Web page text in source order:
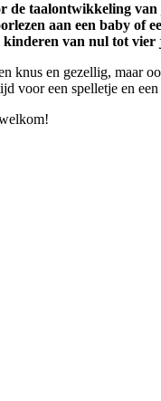
de taalontwikkeling
aan een baby of
van nul tot vier
knus en gezellig, maar
voor een spelletje en een